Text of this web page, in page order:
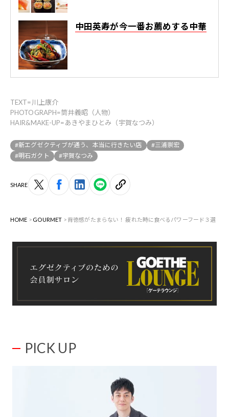
中田英寿が今一番お薦めする中華
TEXT=川上康介
PHOTOGRAPH=筒井義昭（人物）
HAIR&MAKE-UP=あきやまひとみ（宇賀なつみ）
#新エグゼクティブが通う、本当に行きたい店
#三浦崇宏
#明石ガクト
#宇賀なつみ
SHARE
HOME GOURMET 背徳感がたまらない！ 疲れた時に食べるパワーフード３選
PICK UP